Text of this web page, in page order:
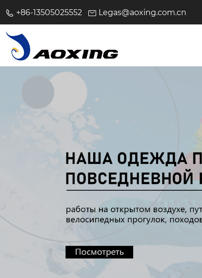
+86-13505025552 Legas@aoxing.com.cn